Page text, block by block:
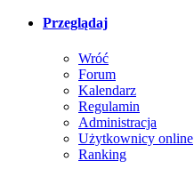
Przeglądaj
Wróć
Forum
Kalendarz
Regulamin
Administracja
Użytkownicy online
Ranking